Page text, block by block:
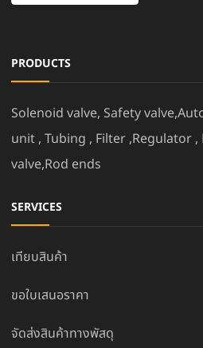
PRODUCTS
Solenoid valve, Safety
unit , Tubing , Filter ,Regulator
valve,Rod ends
SERVICES
เทียบสินค้า
ขอใบเสนอราคา
จัดส่งสินค้าทางพัสดุ